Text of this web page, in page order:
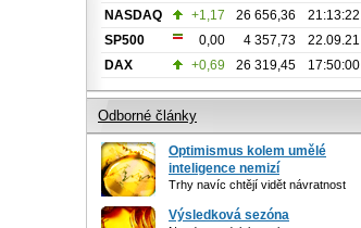
NASDAQ
+1,17 26 656,36
21:13:22
SP500
0,00 4 357,73
22.09.21
DAX
+0,69 26 319,45 17:50:00
Odborné články
Optimismus kolem umělé
inteligence nemizí
Trhy navíc chtějí vidět návratnost
Výsledková sezóna